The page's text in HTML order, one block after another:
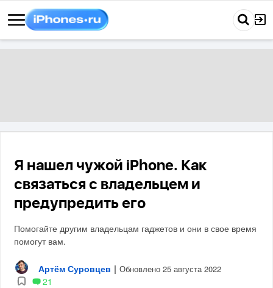
Я нашел чужой iPhone. Как
связаться с владельцем и
предупредить его
Помогайте другим владельцам гаджетов и они в свое время
помогут вам.
Артём Суровцев | Обновлено 25 августа 2022
21